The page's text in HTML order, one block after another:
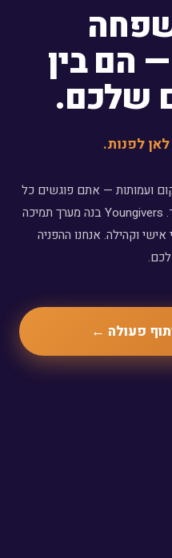
הם בין
שלכם.
לפנות.
ועמותות — אתם פוגשים כל
יום בני משפחה שנושאים הכל לבד. Youngivers בנה מערך תמיכה
וקהילה. אנחנו ההפניה
פעולה ←